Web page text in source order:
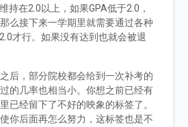
持在2.0以上，如果GPA低于2.0，
么接下来一学期里就需要通过各种
才行。如果没有达到也就会被退
后，部分院校都会给到一次补考的
的几率也相当小。你想之前已经有
已经留下了不好的映象的标签了。
你后面再怎么努力，这标签也是不